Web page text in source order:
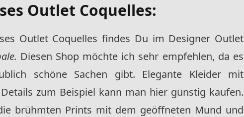
Outlet Coquelles:
Outlet Coquelles findes Du im Designer Outlet
Diesen Shop möchte ich sehr empfehlen, da es
schöne Sachen gibt. Elegante Kleider mit
zum Beispiel kann man hier günstig kaufen.
brühmten Prints mit dem geöffneten Mund und